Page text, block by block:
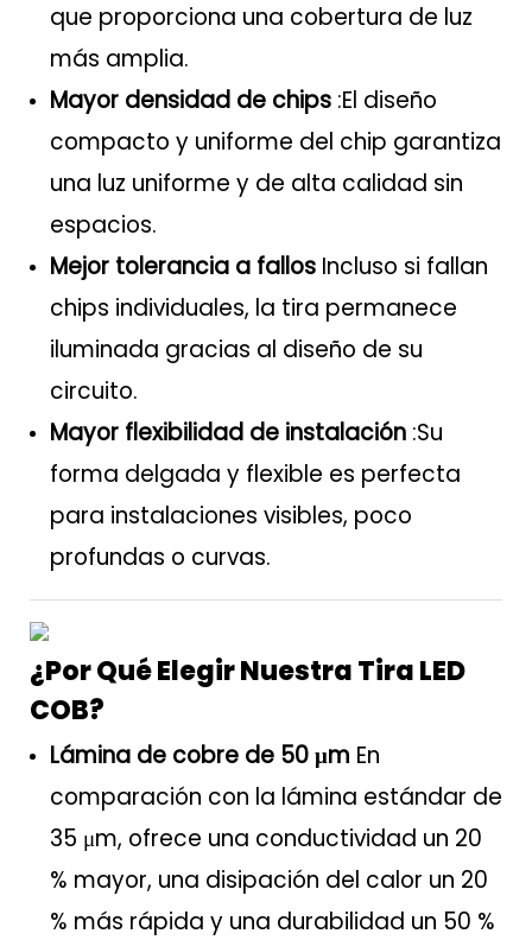
que proporciona una cobertura de luz
más amplia.
Mayor densidad de chips :El diseño
compacto y uniforme del chip garantiza
una luz uniforme y de alta calidad sin
espacios.
Mejor tolerancia a fallos Incluso si fallan
chips individuales, la tira permanece
iluminada gracias al diseño de su
circuito.
Mayor flexibilidad de instalación :Su
forma delgada y flexible es perfecta
para instalaciones visibles, poco
profundas o curvas.
¿Por Qué Elegir Nuestra Tira LED
COB?
Lámina de cobre de 50 μm En
comparación con la lámina estándar de
35 μm, ofrece una conductividad un 20
% mayor, una disipación del calor un 20
% más rápida y una durabilidad un 50 %